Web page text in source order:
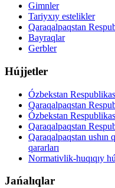
Gimnler
Tariyxıy estelikler
Qaraqalpaqstan
Bayraqlar
Gerbler
Hújjetler
Ózbekstan
Qaraqalpaqstan
Ózbekstan
Qaraqalpaqstan
Qaraqalpaqstan ushın
qararları
Normativlik-huqıqıy
Jańalıqlar